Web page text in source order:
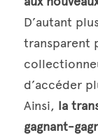
D’autant
transparent
d’accéder
Ainsi, la
gagnant-